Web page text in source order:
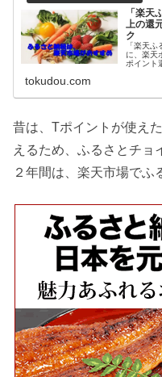
「楽天
上の還
ク
「楽天
に、楽天
ポイント
tokudou.com
昔は、Tポイントが使え
えるため、ふるさとチョ
２年間は、楽天市場でふ